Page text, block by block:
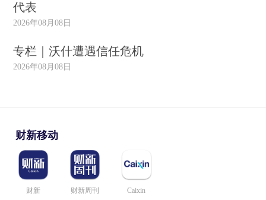
代表
2026年08月08日
专栏｜沃什遭遇信任危机
2026年08月08日
财新移动
财新 财新周刊 Caixin